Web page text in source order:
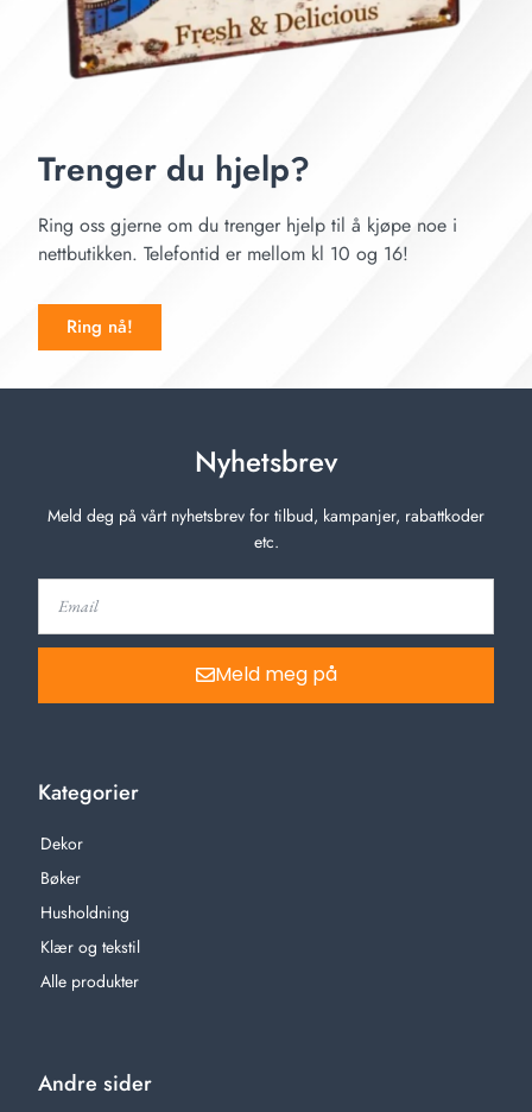
Trenger du hjelp?
Ring oss gjerne om du trenger hjelp til å kjøpe noe i
nettbutikken. Telefontid er mellom kl 10 og 16!
Ring nå!
Nyhetsbrev
Meld deg på vårt nyhetsbrev for tilbud, kampanjer, rabattkoder
etc.
Meld meg på
Kategorier
Dekor
Bøker
Husholdning
Klær og tekstil
Alle produkter
Andre sider